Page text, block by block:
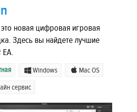
новая цифровая игровая
Здесь вы найдете лучшие
Windows Mac OS
сервис